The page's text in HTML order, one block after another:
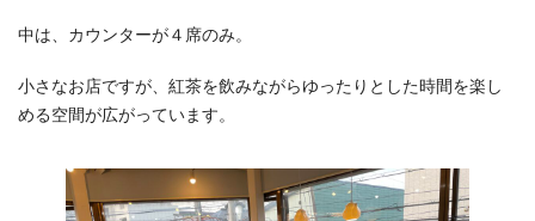
中は、カウンターが４席のみ。
小さなお店ですが、紅茶を飲みながらゆったりとした時間を楽し
める空間が広がっています。